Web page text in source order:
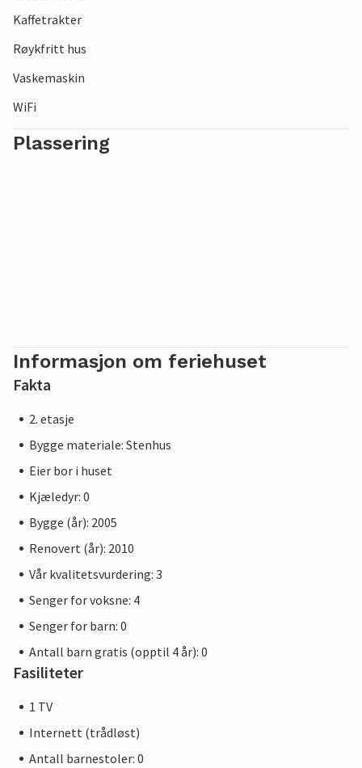
Kaffetrakter
Røykfritt hus
Vaskemaskin
WiFi
Plassering
Informasjon om feriehuset
Fakta
2. etasje
Bygge materiale: Stenhus
Eier bor i huset
Kjæledyr: 0
Bygge (år): 2005
Renovert (år): 2010
Vår kvalitetsvurdering: 3
Senger for voksne: 4
Senger for barn: 0
Antall barn gratis (opptil 4 år): 0
Fasiliteter
1 TV
Internett (trådløst)
Antall barnestoler: 0